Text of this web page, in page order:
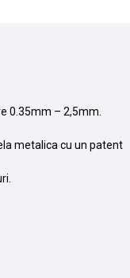
0.35mm – 2,5mm.
metalica cu un patent